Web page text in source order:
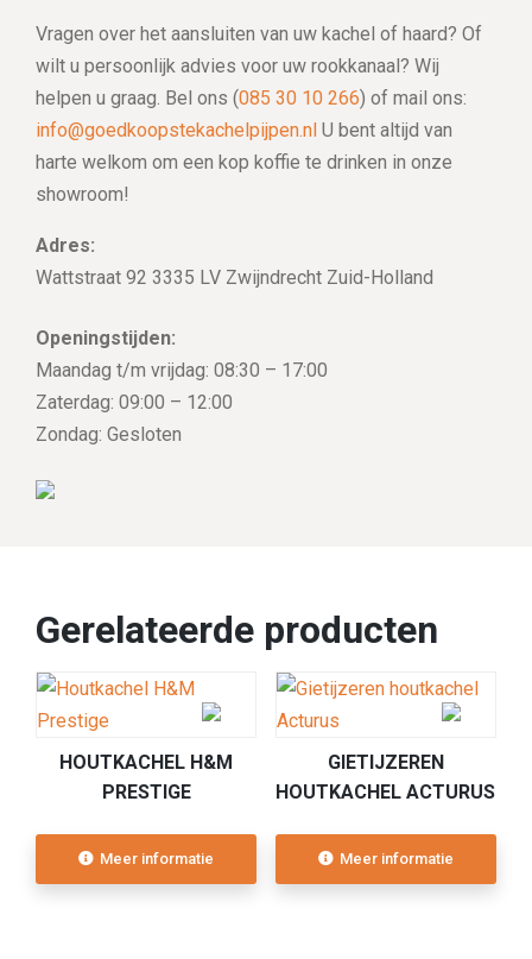
Vragen over het aansluiten van uw kachel of haard? Of
wilt u persoonlijk advies voor uw rookkanaal? Wij
helpen u graag. Bel ons (085 30 10 266) of mail ons:
info@goedkoopstekachelpijpen.nl U bent altijd van
harte welkom om een kop koffie te drinken in onze
showroom!
Adres:
Wattstraat 92 3335 LV Zwijndrecht Zuid-Holland
Openingstijden:
Maandag t/m vrijdag: 08:30 – 17:00
Zaterdag: 09:00 – 12:00
Zondag: Gesloten
Gerelateerde producten
HOUTKACHEL H&M
PRESTIGE
Meer informatie
GIETIJZEREN
HOUTKACHEL ACTURUS
Meer informatie